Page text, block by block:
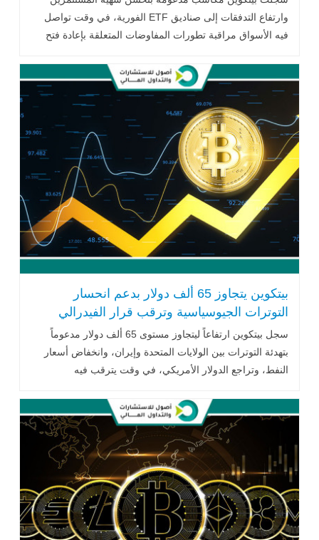
وارتفاع التدفقات إلى صناديق ETF الفورية، في وقت تواصل
فيه الأسواق مراقبة تطورات المفاوضات المتعلقة بإعادة فتح
بيتكوين يتجاوز 65 ألف دولار بدعم انحسار
التوترات الجيوسياسية وترقب قرار الفيدرالي
الأمريكي
سجل بيتكوين ارتفاعاً ليتجاوز مستوى 65 ألف دولار مدعوماً
بتهدئة التوترات بين الولايات المتحدة وإيران، وانخفاض أسعار
النفط، وتراجع الدولار الأمريكي، في وقت يترقب فيه
شركات التكنولوجيا، وسط صعود واسع لمعظم العملات
المشفرة البديلة.